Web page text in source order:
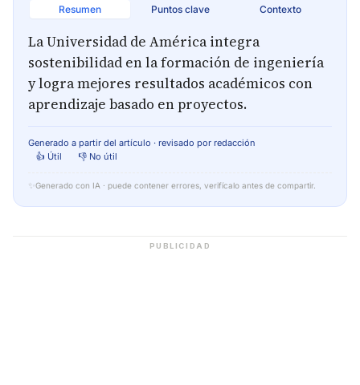
Resumen Puntos clave Contexto
La Universidad de América integra
sostenibilidad en la formación de ingeniería
y logra mejores resultados académicos con
aprendizaje basado en proyectos.
Generado a partir del artículo · revisado por redacción
👍 Útil
👎 No útil
✨ Generado con IA · puede contener errores, verifícalo antes de compartir.
PUBLICIDAD